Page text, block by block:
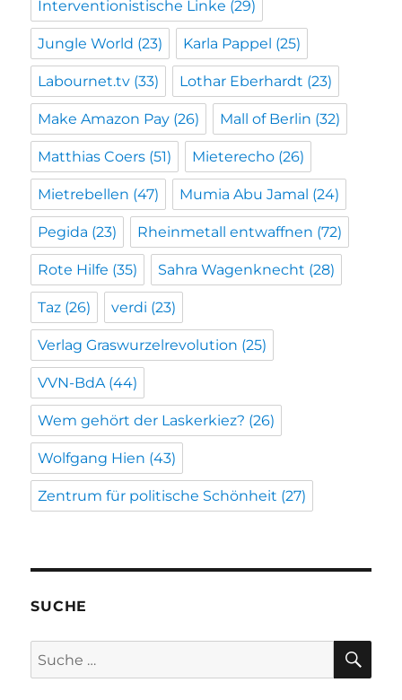
Interventionistische Linke (29)
Jungle World (23) Karla Pappel (25)
Labournet.tv (33) Lothar Eberhardt (23)
Make Amazon Pay (26) Mall of Berlin (32)
Matthias Coers (51) Mieterecho (26)
Mietrebellen (47) Mumia Abu Jamal (24)
Pegida (23) Rheinmetall entwaffnen (72)
Rote Hilfe (35) Sahra Wagenknecht (28)
Taz (26) verdi (23)
Verlag Graswurzelrevolution (25)
VVN-BdA (44)
Wem gehört der Laskerkiez? (26)
Wolfgang Hien (43)
Zentrum für politische Schönheit (27)
SUCHE
Suche
nach: